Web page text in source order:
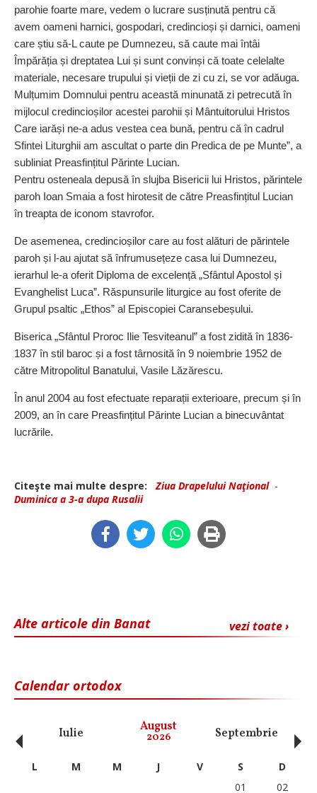
parohie foarte mare, vedem o lucrare susținută pentru că
avem oameni harnici, gospodari, credincioși și darnici, oameni
care știu să-L caute pe Dumnezeu, să caute mai întâi
Împărăția și dreptatea Lui și sunt convinși că toate celelalte
materiale, necesare trupului și vieții de zi cu zi, se vor adăuga.
Mulțumim Domnului pentru această minunată zi petrecută în
mijlocul credincioșilor acestei parohii și Mântuitorului Hristos
Care iarăși ne-a adus vestea cea bună, pentru că în cadrul
Sfintei Liturghii am ascultat o parte din Predica de pe Munte”, a
subliniat Preasfințitul Părinte Lucian.
Pentru osteneala depusă în slujba Bisericii lui Hristos, părintele
paroh Ioan Smaia a fost hirotesit de către Preasfințitul Lucian
în treapta de iconom stavrofor.
De asemenea, credincioșilor care au fost alături de părintele
paroh și l-au ajutat să înfrumu­sețeze casa lui Dumnezeu,
ierarhul le-a oferit Diploma de exce­lență „Sfântul Apostol și
Evanghelist Luca”. Răspunsurile liturgice au fost oferite de
Grupul psaltic „Ethos” al Episcopiei Ca­ransebeșului.
Biserica „Sfântul Proroc Ilie Tesviteanul” a fost zidită în 1836-
1837 în stil baroc și a fost târnosită în 9 noiembrie 1952 de
către Mitropolitul Banatului, Vasile Lăzărescu.
În anul 2004 au fost efectuate reparații exterioare, precum și în
2009, an în care Preasfințitul Părinte Lucian a binecuvântat
lucrările.
Citeşte mai multe despre: Ziua Drapelului Naţional-
Duminica a 3-a dupa Rusalii
vezi toate ›
Alte articole din Banat
Calendar ortodox
Iulie August
2026 Septembrie
‹ L M M J V S
D
01
02